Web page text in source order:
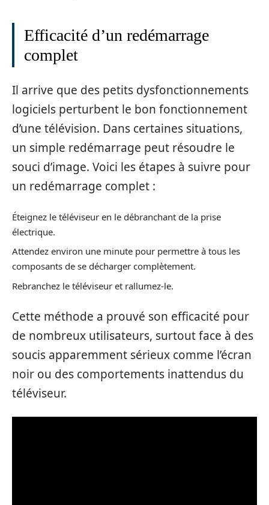
Efficacité d’un redémarrage
complet
Il arrive que des petits dysfonctionnements
logiciels perturbent le bon fonctionnement
d’une télévision. Dans certaines situations,
un simple redémarrage peut résoudre le
souci d’image. Voici les étapes à suivre pour
un redémarrage complet :
Éteignez le téléviseur en le débranchant de la prise
électrique.
Attendez environ une minute pour permettre à tous les
composants de se décharger complètement.
Rebranchez le téléviseur et rallumez-le.
Cette méthode a prouvé son efficacité pour
de nombreux utilisateurs, surtout face à des
soucis apparemment sérieux comme l’écran
noir ou des comportements inattendus du
téléviseur.